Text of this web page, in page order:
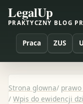
LegalUp
PRAKTYCZNY BLOG
Praca ZUS
Strona glowna/ prawo
/ Wpis do ewidencji